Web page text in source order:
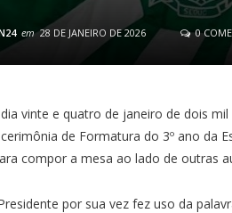
em 28 DE JANEIRO DE 2026 0
vinte e quatro de janeiro de dois
de Formatura do 3º ano da
compor a mesa ao lado de outras
por sua vez fez uso da